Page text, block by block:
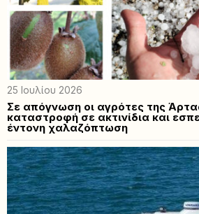
25 Ιουλίου 2026
Σε απόγνωση οι αγρότες της
καταστροφή σε ακτινίδια και
έντονη χαλαζόπτωση